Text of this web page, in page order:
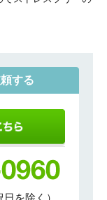
する
を除く）